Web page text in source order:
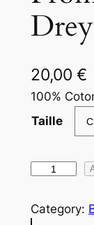
20,00 €
100%
Taille
a
Category: